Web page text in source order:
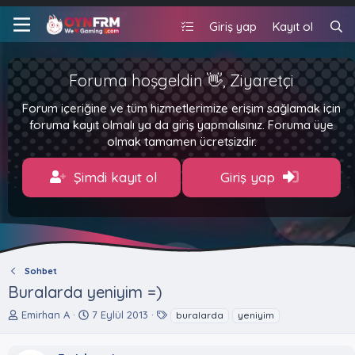
Giriş yap Kayıt ol
Foruma hoşgeldin 👋, Ziyaretçi
Forum içeriğine ve tüm hizmetlerimize erişim sağlamak için
foruma kayıt olmalı ya da giriş yapmalısınız. Foruma üye
olmak tamamen ücretsizdir.
Şimdi kayıt ol Giriş yap
Sohbet
Buralarda yeniyim =)
K
Emirhan A
B
7 Eylül 2013 buralarda yeniyim